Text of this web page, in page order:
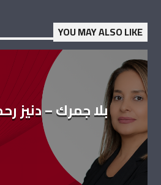
YOU MAY ALSO LIKE
بلا جمرك – دنيز